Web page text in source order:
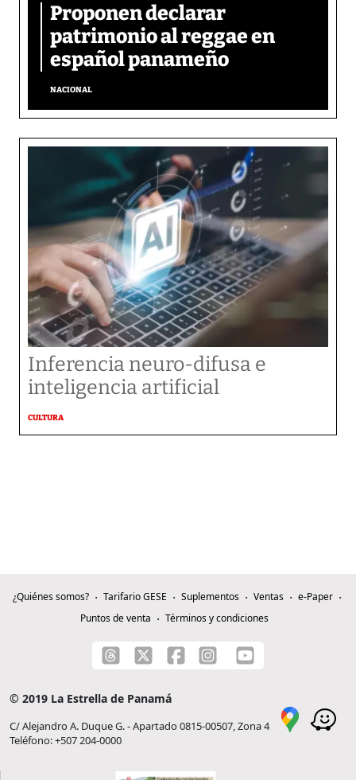
Proponen declarar
patrimonio al reggae en
español panameño
NACIONAL
Inferencia neuro-difusa e
inteligencia artificial
CULTURA
¿Quiénes somos? Tarifario GESE Suplementos Ventas
e-Paper
Puntos de venta
Términos y condiciones
© 2019 La Estrella de Panamá
C/ Alejandro A. Duque G. - Apartado 0815-00507, Zona 4
Teléfono: +507 204-0000